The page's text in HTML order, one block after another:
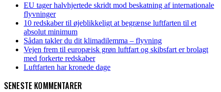
EU tager halvhjertede skridt mod beskatning af internationale
flyvninger
10 redskaber til øjeblikkeligt at begrænse luftfarten til et
absolut minimum
Sådan takler du dit klimadilemma – flyvning
Vejen frem til europæisk grøn luftfart og skibsfart er brolagt
med forkerte redskaber
Luftfarten har kronede dage
SENESTE KOMMENTARER